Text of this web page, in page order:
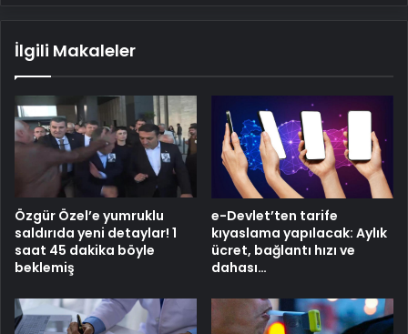
il
depremler
26
Ocak
İlgili Makaleler
Özgür Özel’e yumruklu
saldırıda yeni detaylar! 1
saat 45 dakika böyle
beklemiş
e-Devlet’ten tarife
kıyaslama yapılacak: Aylık
ücret, bağlantı hızı ve
dahası…